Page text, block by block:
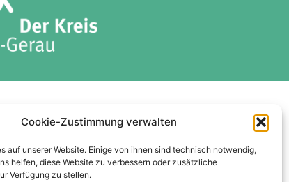
Cookie-Zustimmung verwalten
auf unserer Website. Einige von ihnen sind technisch notwendig,
helfen, diese Website zu verbessern oder zusätzliche
Verfügung zu stellen.